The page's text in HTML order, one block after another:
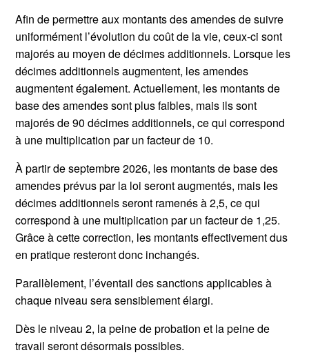
Afin de permettre aux montants des amendes de suivre
uniformément l’évolution du coût de la vie, ceux-ci sont
majorés au moyen de décimes additionnels. Lorsque les
décimes additionnels augmentent, les amendes
augmentent également. Actuellement, les montants de
base des amendes sont plus faibles, mais ils sont
majorés de 90 décimes additionnels, ce qui correspond
à une multiplication par un facteur de 10.
À partir de septembre 2026, les montants de base des
amendes prévus par la loi seront augmentés, mais les
décimes additionnels seront ramenés à 2,5, ce qui
correspond à une multiplication par un facteur de 1,25.
Grâce à cette correction, les montants effectivement dus
en pratique resteront donc inchangés.
Parallèlement, l’éventail des sanctions applicables à
chaque niveau sera sensiblement élargi.
Dès le niveau 2, la peine de probation et la peine de
travail seront désormais possibles.